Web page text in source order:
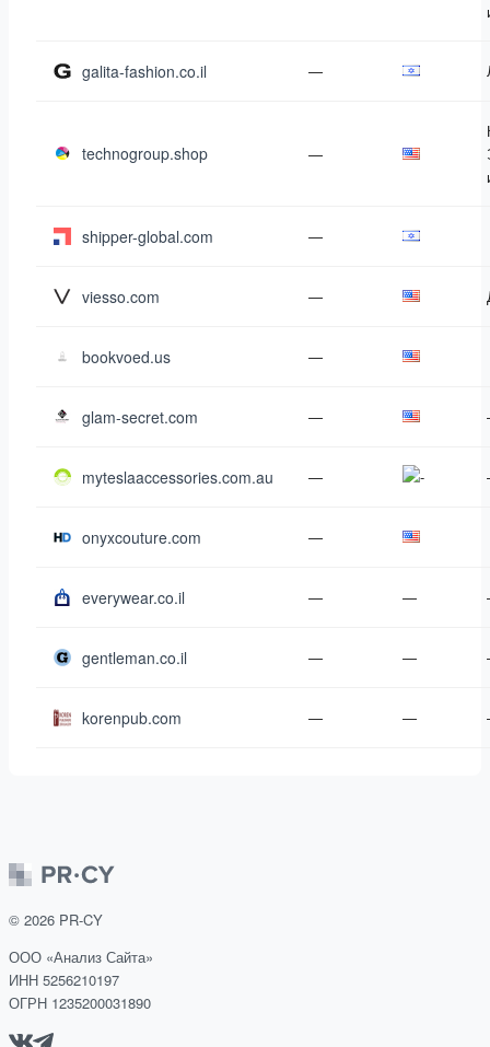
galita-fashion.co.il —
technogroup.shop —
shipper-global.com —
viesso.com —
bookvoed.us —
glam-secret.com —
myteslaaccessories.com.au —
onyxcouture.com —
everywear.co.il — —
gentleman.co.il — —
korenpub.com — —
© 2026 PR-CY
ООО «Анализ Сайта»
ИНН 5256210197
ОГРН 1235200031890